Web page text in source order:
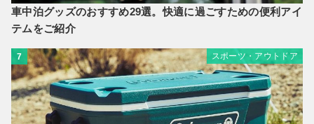
車中泊グッズのおすすめ29選。快適に過ごすための便利アイ
テムをご紹介
7 スポーツ・アウトドア